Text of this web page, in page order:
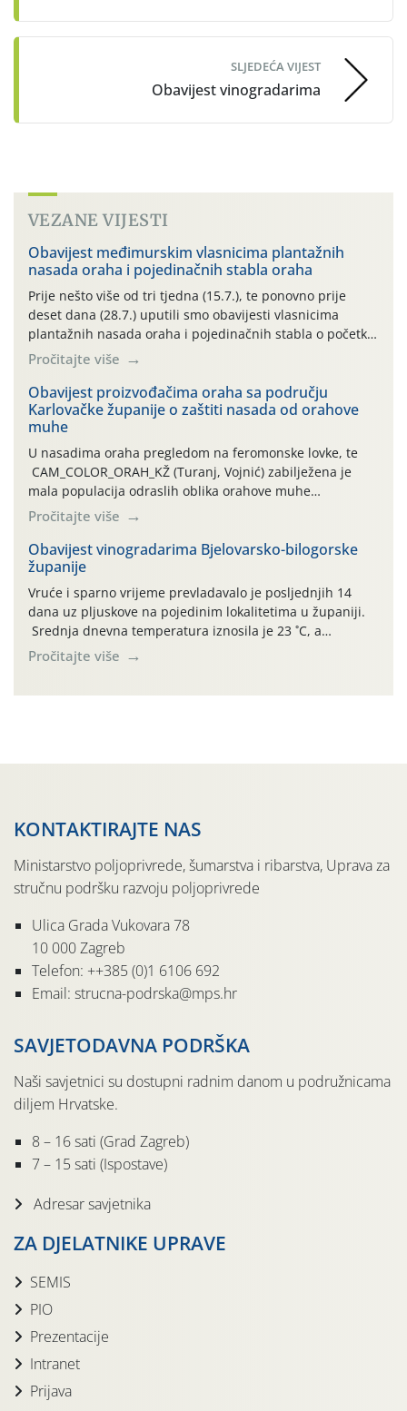
SLJEDEĆA VIJEST
Obavijest vinogradarima
VEZANE VIJESTI
Obavijest međimurskim vlasnicima plantažnih
nasada oraha i pojedinačnih stabla oraha
Prije nešto više od tri tjedna (15.7.), te ponovno prije
deset dana (28.7.) uputili smo obavijesti vlasnicima
plantažnih nasada oraha i pojedinačnih stabla o početku
leta i ovogodišnjoj potrebi usmjerenog suzbijanja
orahove muhe (Rhagoletis completa)! Već dvanaest dana
traje drugi ovogodišnji “toplinski udar”, koji naročito
izražen zadnja šest dana (31.7.-05.8.), jer najviše
temperature zraka svakodnevno […]
Pročitajte više
Obavijest proizvođačima oraha sa području
Karlovačke županije o zaštiti nasada od orahove
muhe
U nasadima oraha pregledom na feromonske lovke, te
CAM_COLOR_ORAH_KŽ (Turanj, Vojnić) zabilježena je
mala populacija odraslih oblika orahove muhe
(Rhagoletis completa). Niska brojnost može se objasniti
činjenicom da je riječ o mladim nasadima s vrlo malim
urodom, što je povezano i s manjim brojem prezimjelih
jedinki. U starijim nasadima, na žutim ljepljivim Rebell
pločama s […]
Pročitajte više
Obavijest vinogradarima Bjelovarsko-bilogorske
županije
Vruće i sparno vrijeme prevladavalo je posljednjih 14
dana uz pljuskove na pojedinim lokalitetima u županiji.
Srednja dnevna temperatura iznosila je 23 ˚C, a
maksimalne su posljednjih dana dosezale do 35 ˚C.
Simptome plamenjače vinove loze (Plasmoparas
Pročitajte više
KONTAKTIRAJTE NAS
Ministarstvo poljoprivrede, šumarstva i ribarstva, Uprava za
stručnu podršku razvoju poljoprivrede
Ulica Grada Vukovara 78
10 000 Zagreb
Telefon: ++385 (0)1 6106 692
Email: strucna-podrska@mps.hr
SAVJETODAVNA PODRŠKA
Naši savjetnici su dostupni radnim danom u podružnicama
diljem Hrvatske.
8 – 16 sati (Grad Zagreb)
7 – 15 sati (Ispostave)
Adresar savjetnika
ZA DJELATNIKE UPRAVE
SEMIS
PIO
Prezentacije
Intranet
Prijava